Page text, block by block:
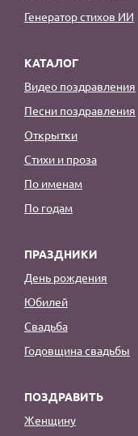
Генератор стихов ИИ
КАТАЛОГ
Видео поздравления
Песни поздравления
Открытки
Стихи и проза
По именам
По годам
ПРАЗДНИКИ
День рождения
Юбилей
Свадьба
Годовщина свадьбы
ПОЗДРАВИТЬ
Женщину